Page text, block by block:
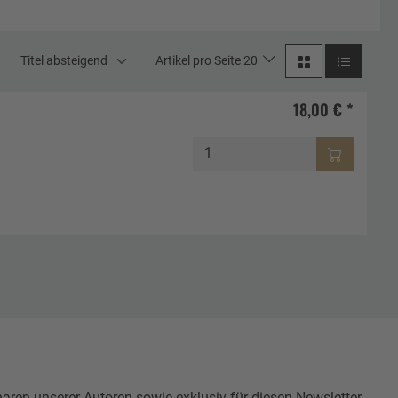
Titel absteigend Artikel pro Seite 20
18,00 € *